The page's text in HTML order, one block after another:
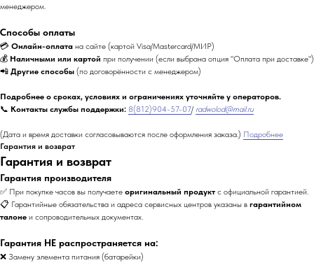
менеджером.
Способы оплаты
💳 Онлайн-оплата на сайте (картой Visa/Mastercard/МИР)
💰 Наличными или картой при получении (если выбрана опция "Оплата при доставке")
📲 Другие способы (по договорённости с менеджером)
Подробнее о сроках, условиях и ограничениях уточняйте у операторов.
📞 Контакты службы поддержки: 8(812)904-57-07/ radwolod@mail.ru
(Дата и время доставки согласовываются после оформления заказа.) Подробнее
Гарантия и возврат
Гарантия и возврат
Гарантия производителя
✅ При покупке часов вы получаете оригинальный продукт с официальной гарантией.
📋 Гарантийные обязательства и адреса сервисных центров указаны в гарантийном
талоне и сопроводительных документах.
Гарантия НЕ распространяется на:
❌ Замену элемента питания (батарейки)